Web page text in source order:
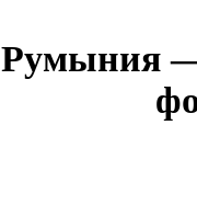
Румыния —